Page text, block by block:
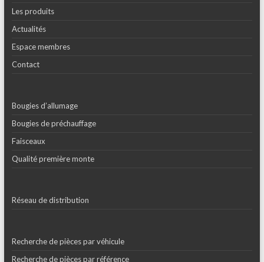
Les produits
Actualités
Espace membres
Contact
Bougies d’allumage
Bougies de préchauffage
Faisceaux
Qualité première monte
Réseau de distribution
Recherche de pièces par véhicule
Recherche de pièces par référence